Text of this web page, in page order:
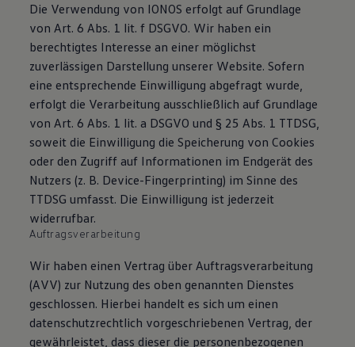
Die Verwendung von IONOS erfolgt auf Grundlage
von Art. 6 Abs. 1 lit. f DSGVO. Wir haben ein
berechtigtes Interesse an einer möglichst
zuverlässigen Darstellung unserer Website. Sofern
eine entsprechende Einwilligung abgefragt wurde,
erfolgt die Verarbeitung ausschließlich auf Grundlage
von Art. 6 Abs. 1 lit. a DSGVO und § 25 Abs. 1 TTDSG,
soweit die Einwilligung die Speicherung von Cookies
oder den Zugriff auf Informationen im Endgerät des
Nutzers (z. B. Device-Fingerprinting) im Sinne des
TTDSG umfasst. Die Einwilligung ist jederzeit
widerrufbar.
Auftragsverarbeitung
Wir haben einen Vertrag über Auftragsverarbeitung
(AVV) zur Nutzung des oben genannten Dienstes
geschlossen. Hierbei handelt es sich um einen
datenschutzrechtlich vorgeschriebenen Vertrag, der
gewährleistet, dass dieser die personenbezogenen